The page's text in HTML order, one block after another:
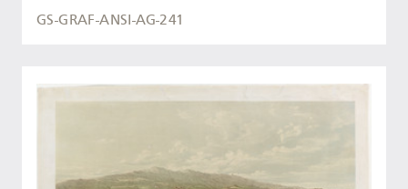
GS-GRAF-ANSI-AG-241